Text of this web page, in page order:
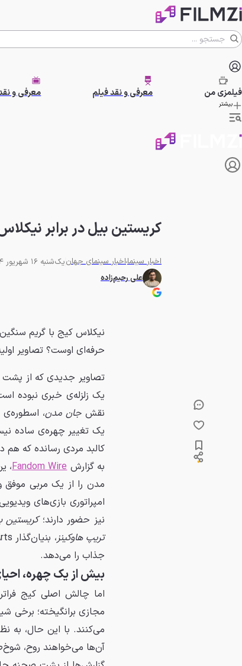
فیلمزیمن معرفی و نقد فیلم معرفی و
بیشتر
کریستین بیل در برابر
اخبار سینمااخبار سینمای جهانیک‌شنبه 16 شهریور 1404 - 22:30
علی رحیم‌زاده
نیکلاس کیج با گریم
حرفه‌ای اوست؟ تصاویر
یک زلزله‌ی خبری نبوده
نقشجان مدن، اسطوره‌ی
یک تغییر چهره‌ی ساده
کالبد مردی رسانده که هم
به گزارشFandom Wire،
مدن را از یک مربی موفق
نیز حضور دارند؛کریستین
تریپ هاوکینز
جذاب را می‌دهد.
بیش از یک چهره،
اما چالش اصلی کیج
مجازی برانگیخته؛ برخی
می‌کنند. با این حال، به
آن‌ها می‌خواهند روح،